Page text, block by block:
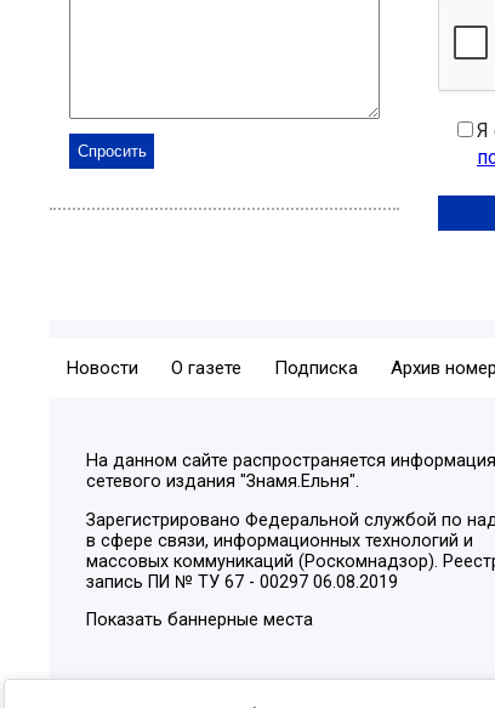
Я
Новости О газете Подписка Архив
На данном сайте распространяется информация
сетевого издания "Знамя.Ельня".
Зарегистрировано Федеральной службой по
в сфере связи, информационных технологий и
массовых коммуникаций (Роскомнадзор).
запись ПИ № ТУ 67 - 00297 06.08.2019
Показать баннерные места